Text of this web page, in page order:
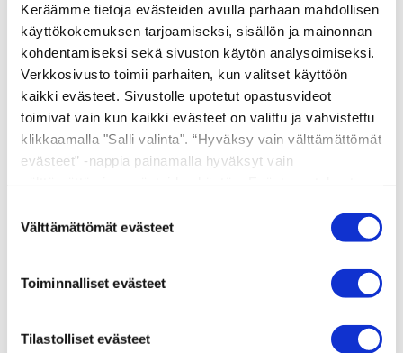
Keräämme tietoja evästeiden avulla parhaan mahdollisen
käyttökokemuksen tarjoamiseksi, sisällön ja mainonnan
kohdentamiseksi sekä sivuston käytön analysoimiseksi.
Verkkosivusto toimii parhaiten, kun valitset käyttöön
kaikki evästeet. Sivustolle upotetut opastusvideot
toimivat vain kun kaikki evästeet on valittu ja vahvistettu
klikkaamalla "Salli valinta". “Hyväksy vain välttämättömät
evästeet” -nappia painamalla hyväksyt vain
annettuja asetuksia evästeikkunamme kautta.
valinta
Välttämättömät evästeet
Toiminnalliset evästeet
Tilastolliset evästeet
ICARE HOME2
SILMÄNPAINEMITTA
RI
1990,00€
OSTOSKORIIN
KERTAKÄYTTÖANT
URIT 20 KPL
29,90€
OSTOSKORIIN
SILMÄNPAINEMITTA
SILMÄNPAINEMITTA